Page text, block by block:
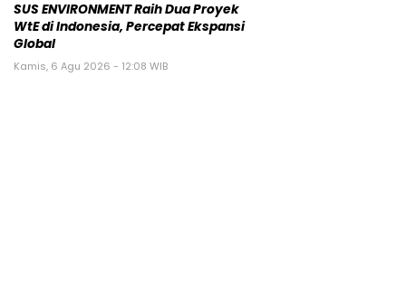
SUS ENVIRONMENT Raih Dua Proyek
WtE di Indonesia, Percepat Ekspansi
Global
Kamis, 6 Agu 2026 - 12:08 WIB